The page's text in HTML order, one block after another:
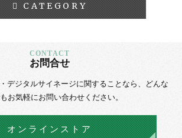
CATEGORY
お問合せ
デジタルサイネージに関することなら、
どんな
お気軽にお問い合わせください。
オンラインストア